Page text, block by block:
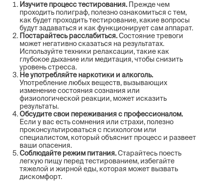
Изучите процесс тестирования. Прежде чем
проходить полиграф, полезно ознакомиться с тем,
как будет проходить тестирование, какие вопросы
будут задаваться и как функционирует сам аппарат.
Постарайтесь расслабиться.Состояние тревоги
может негативно сказаться на результатах.
Используйте техники релаксации, такие как
глубокое дыхание или медитация, чтобы снизить
уровень стресса.
Не употребляйте наркотики и алкоголь.
Употребление любых веществ, вызывающих
изменение состояния сознания или
физиологической реакции, может исказить
результаты.
Обсудите свои переживания с профессионалом.
Если у вас есть сомнения или страхи, полезно
проконсультироваться с психологом или
специалистом, который объяснит процесс и развеет
ваши опасения.
Соблюдайте режим питания.Старайтесь поесть
легкую пищу перед тестированием, избегайте
тяжелой и жирной еды, которая может вызвать
дискомфорт.